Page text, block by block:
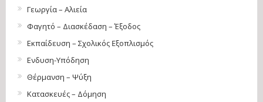
Γεωργία – Αλιεία
Φαγητό – Διασκέδαση – Έξοδος
Εκπαίδευση – Σχολικός Eξοπλισμός
Ενδυση-Υπόδηση
Θέρμανση – Ψύξη
Κατασκευές – Δόμηση